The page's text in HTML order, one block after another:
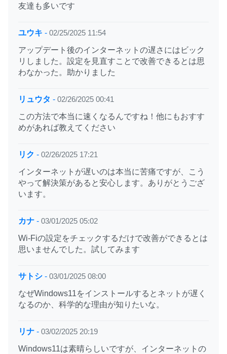
友達も多いです
ユウキ - 02/25/2025 11:54
アップデート後のインターネットの遅さにはビック
リしました。設定を見直すことで改善できるとは思
わなかった。助かりました
リュウタ - 02/26/2025 00:41
この方法で本当に速くなるんですね！他にもおすす
めがあれば教えてください
リク - 02/26/2025 17:21
インターネットが遅いのは本当に苦痛ですが、こう
やって解決策があると安心します。ありがとうござ
います。
カナ - 03/01/2025 05:02
Wi-Fiの設定をチェックするだけで改善ができるとは
思いませんでした。試してみます
サトシ - 03/01/2025 08:00
なぜWindows11をインストールするとネットが遅く
なるのか、科学的な理由が知りたいな。
リナ - 03/02/2025 20:19
Windows11は素晴らしいですが、インターネットの